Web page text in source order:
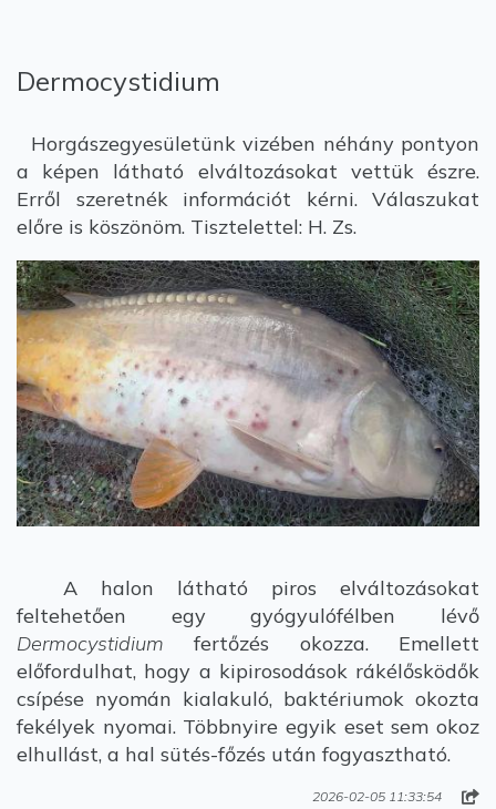
Dermocystidium
Horgászegyesületünk vizében néhány pontyon
a képen látható elváltozásokat vettük észre.
Erről szeretnék információt kérni. Válaszukat
előre is köszönöm. Tisztelettel: H. Zs.
A halon látható piros elváltozásokat
feltehetően egy gyógyulófélben lévő
Dermocystidium fertőzés okozza. Emellett
előfordulhat, hogy a kipirosodások rákélősködők
csípése nyomán kialakuló, baktériumok okozta
fekélyek nyomai. Többnyire egyik eset sem okoz
elhullást, a hal sütés-főzés után fogyasztható.
2026-02-05 11:33:54